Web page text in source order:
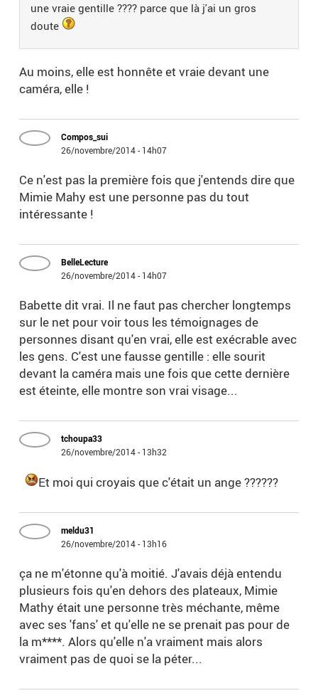
une vraie gentille ???? parce que là j'ai un gros
doute
Au moins, elle est honnête et vraie devant une
caméra, elle !
Compos_sui
26/novembre/2014 - 14h07
Ce n'est pas la première fois que j'entends dire que
Mimie Mahy est une personne pas du tout
intéressante !
BelleLecture
26/novembre/2014 - 14h07
Babette dit vrai. Il ne faut pas chercher longtemps
sur le net pour voir tous les témoignages de
personnes disant qu'en vrai, elle est exécrable avec
les gens. C'est une fausse gentille : elle sourit
devant la caméra mais une fois que cette dernière
est éteinte, elle montre son vrai visage...
tchoupa33
26/novembre/2014 - 13h32
Et moi qui croyais que c'était un ange ??????
meldu31
26/novembre/2014 - 13h16
ça ne m'étonne qu'à moitié. J'avais déjà entendu
plusieurs fois qu'en dehors des plateaux, Mimie
Mathy était une personne très méchante, même
avec ses 'fans' et qu'elle ne se prenait pas pour de
la m****. Alors qu'elle n'a vraiment mais alors
vraiment pas de quoi se la péter...